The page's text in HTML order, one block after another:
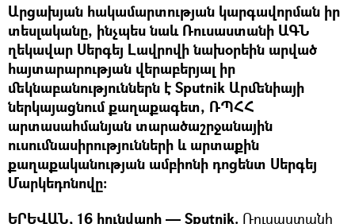
Արցախյան հակամարտության կարգավորման իր
տեսլականը, ինչպես նաև Ռուսաստանի ԱԳՆ
ղեկավար Սերգեյ Լավրովի նախօրեին արված
հայտարարության վերաբերյալ իր
մեկնաբանություններն է Sputnik Արմենիայի
ներկայացնում քաղաքագետ, ՌՊՀՀ
արտասահմանյան տարածաշրջանային
ուսումնասիրությունների և արտաքին
քաղաքականության ամբիոնի դոցենտ Սերգեյ
Մարկեդոնովը։
ԵՐԵՎԱՆ, 16 հունվարի — Sputnik. Ռուսաստանի